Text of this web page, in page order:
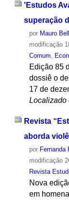
'Estudos
superação
por Mauro
modificação
Comum
Edição 85
dossiê o
17 de
Localizado
Revista
aborda
por Fernanda
modificação
Revista
Nova
em